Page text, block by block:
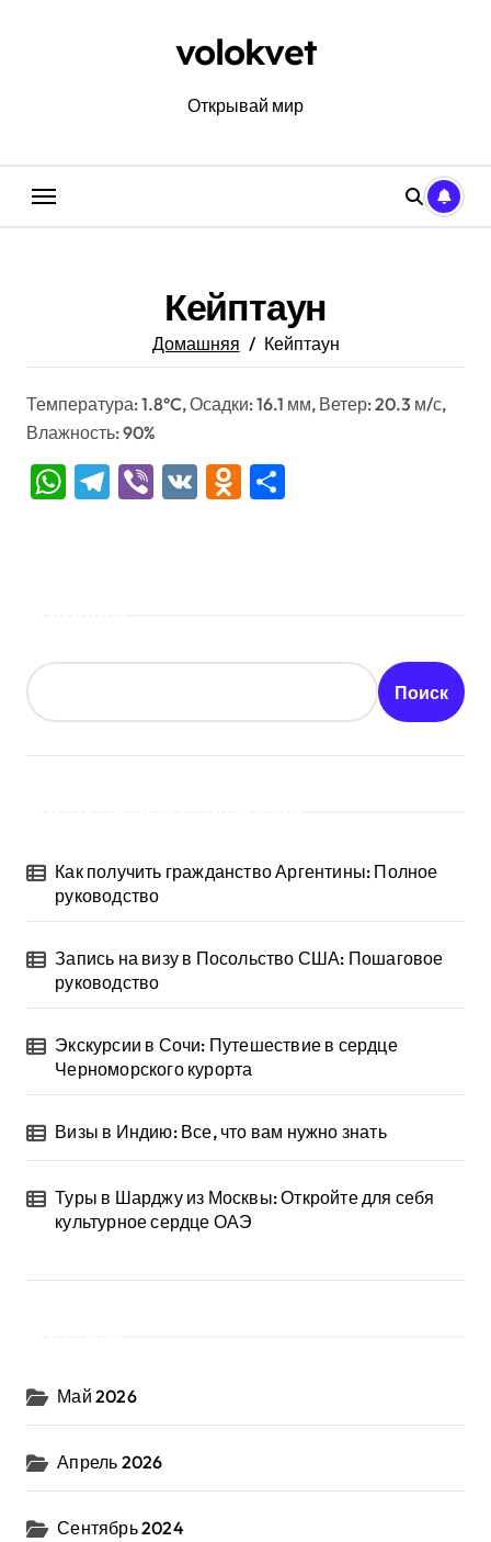
volokvet
Открывай мир
Кейптаун
Домашняя Кейптаун
Температура: 1.8°C, Осадки: 16.1 мм, Ветер: 20.3 м/с,
Влажность: 90%
WhatsApp
Telegram
Viber
VK Odnoklassniki
Поиск
Как получить гражданство Аргентины: Полное
руководство
Запись на визу в Посольство США: Пошаговое
руководство
Экскурсии в Сочи: Путешествие в сердце
Черноморского курорта
Визы в Индию: Все, что вам нужно знать
Туры в Шарджу из Москвы: Откройте для себя
культурное сердце ОАЭ
Май 2026
Апрель 2026
Сентябрь 2024